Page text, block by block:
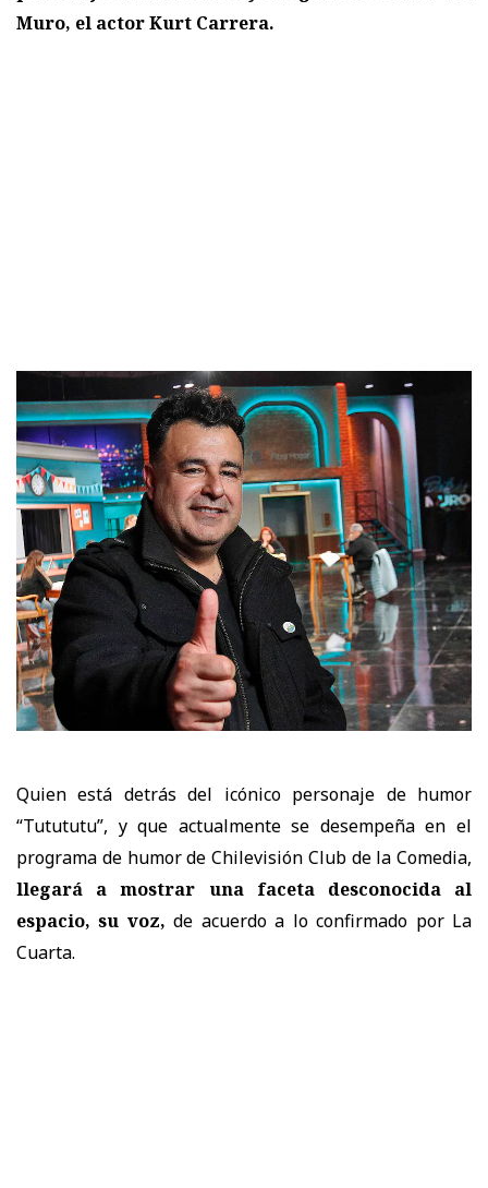
Muro, el actor Kurt Carrera.
Quien está detrás del icónico personaje de humor
“Tutututu”, y que actualmente se desempeña en el
programa de humor de Chilevisión Club de la Comedia,
llegará a mostrar una faceta desconocida al
espacio, su voz,de acuerdo a lo confirmado por La
Cuarta.